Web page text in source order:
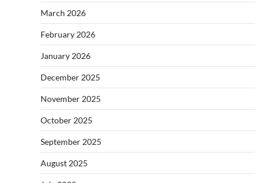
March 2026
February 2026
January 2026
December 2025
November 2025
October 2025
September 2025
August 2025